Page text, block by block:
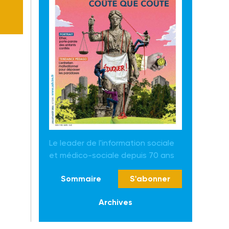
Le leader de l'information sociale
et médico-sociale depuis 70 ans
Sommaire S'abonner
Archives